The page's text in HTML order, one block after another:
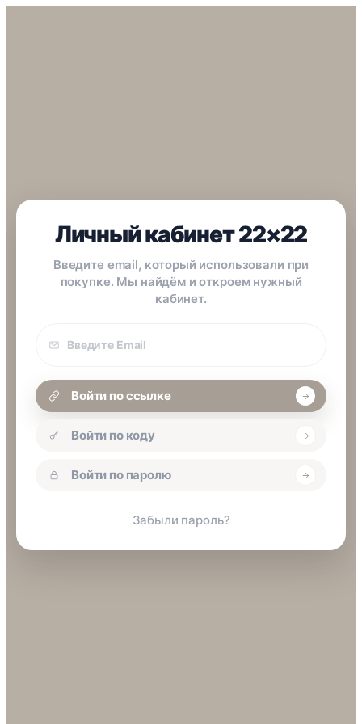
Личный кабинет 22×22
Введите email, который использовали при
покупке. Мы найдём и откроем нужный
кабинет.
покупки
Войти по ссылке
Войти по коду
Войти по паролю
Забыли пароль?